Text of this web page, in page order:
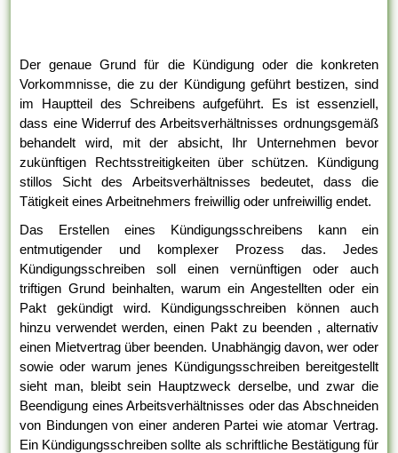
Der genaue Grund für die Kündigung oder die konkreten
Vorkommnisse, die zu der Kündigung geführt bestizen, sind
im Hauptteil des Schreibens aufgeführt. Es ist essenziell,
dass eine Widerruf des Arbeitsverhältnisses ordnungsgemäß
behandelt wird, mit der absicht, Ihr Unternehmen bevor
zukünftigen Rechtsstreitigkeiten über schützen. Kündigung
stillos Sicht des Arbeitsverhältnisses bedeutet, dass die
Tätigkeit eines Arbeitnehmers freiwillig oder unfreiwillig endet.
Das Erstellen eines Kündigungsschreibens kann ein
entmutigender und komplexer Prozess das. Jedes
Kündigungsschreiben soll einen vernünftigen oder auch
triftigen Grund beinhalten, warum ein Angestellten oder ein
Pakt gekündigt wird. Kündigungsschreiben können auch
hinzu verwendet werden, einen Pakt zu beenden , alternativ
einen Mietvertrag über beenden. Unabhängig davon, wer oder
sowie oder warum jenes Kündigungsschreiben bereitgestellt
sieht man, bleibt sein Hauptzweck derselbe, und zwar die
Beendigung eines Arbeitsverhältnisses oder das Abschneiden
von Bindungen von einer anderen Partei wie atomar Vertrag.
Ein Kündigungsschreiben sollte als schriftliche Bestätigung für